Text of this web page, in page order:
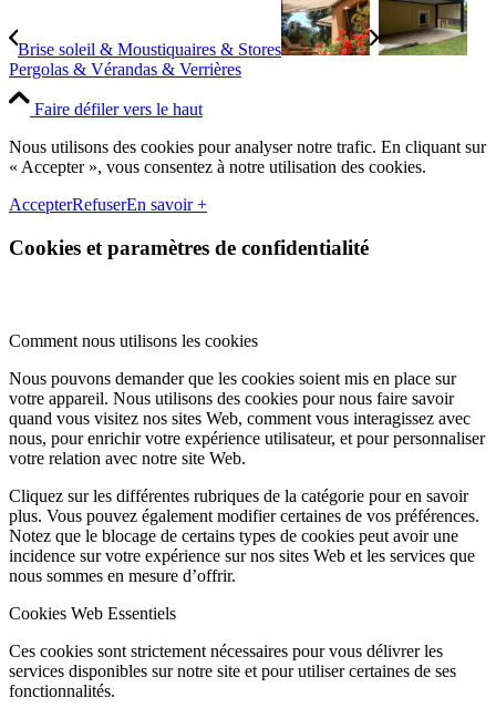
Brise soleil & Moustiquaires & Stores
Pergolas & Vérandas & Verrières
Faire défiler vers le haut
Nous utilisons des cookies pour analyser notre trafic. En cliquant sur
« Accepter », vous consentez à notre utilisation des cookies.
AccepterRefuserEn savoir +
Cookies et paramètres de confidentialité
Comment nous utilisons les cookies
Nous pouvons demander que les cookies soient mis en place sur
votre appareil. Nous utilisons des cookies pour nous faire savoir
quand vous visitez nos sites Web, comment vous interagissez avec
nous, pour enrichir votre expérience utilisateur, et pour personnaliser
votre relation avec notre site Web.
Cliquez sur les différentes rubriques de la catégorie pour en savoir
plus. Vous pouvez également modifier certaines de vos préférences.
Notez que le blocage de certains types de cookies peut avoir une
incidence sur votre expérience sur nos sites Web et les services que
nous sommes en mesure d’offrir.
Cookies Web Essentiels
Ces cookies sont strictement nécessaires pour vous délivrer les
services disponibles sur notre site et pour utiliser certaines de ses
fonctionnalités.